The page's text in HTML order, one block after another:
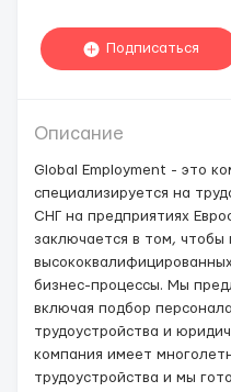
Подписаться
Описание
Global Employment - это
специализируется на
СНГ на предприятиях
заключается в том,
бизнес-процессы. Мы
включая подбор
трудоустройства и
компания имеет
трудоустройства и мы